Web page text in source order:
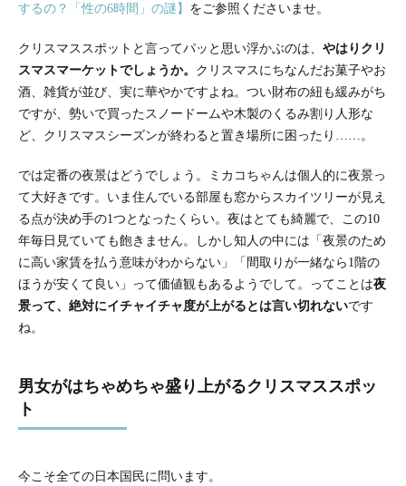
するの？「性の6時間」の謎】 をご参照くださいませ。
クリスマススポットと言ってパッと思い浮かぶのは、 やはりクリ
スマスマーケットでしょうか。 クリスマスにちなんだお菓子やお
酒、雑貨が並び、実に華やかですよね。つい財布の紐も緩みがち
ですが、勢いで買ったスノードームや木製のくるみ割り人形な
ど、クリスマスシーズンが終わると置き場所に困ったり……。
では定番の夜景はどうでしょう。ミカコちゃんは個人的に夜景っ
て大好きです。いま住んでいる部屋も窓からスカイツリーが見え
る点が決め手の1つとなったくらい。夜はとても綺麗で、この10
年毎日見ていても飽きません。しかし知人の中には「夜景のため
に高い家賃を払う意味がわからない」「間取りが一緒なら1階の
ほうが安くて良い」って価値観もあるようでして。ってことは夜
景って、絶対にイチャイチャ度が上がるとは言い切れないです
ね。
男女がはちゃめちゃ盛り上がるクリスマススポッ
ト
今こそ全ての日本国民に問います。